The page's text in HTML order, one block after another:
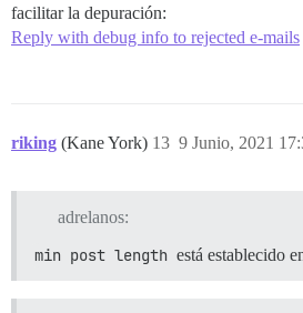
facilitar la depuración:
Reply with debug info to rejected e-mails
riking (Kane York) 9 Junio, 2021
13
adrelanos:
min post length está establecido